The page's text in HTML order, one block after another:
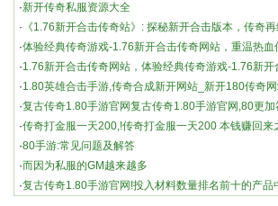
英雄合击传奇：新开版本，强势来袭！
·新开传奇私服资源大全
· 《1.76新开合击传奇站》: 探秘新开合击版本，传奇
开合击传奇站：游戏特色与玩法深度解析
·体验经典传奇游戏-1.76新开合击传奇网站，重温热血
·1.76新开合击传奇网站，体验经典传奇游戏-1.76新开
传奇网站，重温热血传奇
·1.80英雄合击手游,传奇合成新开网站_新开180传奇
·复古传奇1.80手游官网复古传奇1.80手游官网,80更加
老版
·传奇打金服一天200,!传奇打金服一天200 本钱赚回来
时还能赚点
·80手游:常见问题及解答
·而因为私服的GM越来越多
·复古传奇1.80手游官网!投入材料数量排名前十的产品